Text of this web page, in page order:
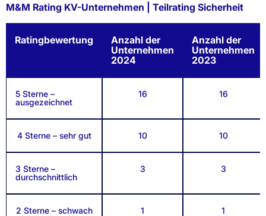
M&M Rating KV-Unternehmen | Teilrating Sicherheit
Ratingbewertung
Anzahl der
Unternehmen
2024
Anzahl der
Unternehmen
2023
5 Sterne –
ausgezeichnet
16 16
4 Sterne – sehr gut 10 10
3 Sterne –
durchschnittlich
3 3
2 Sterne – schwach 1 1